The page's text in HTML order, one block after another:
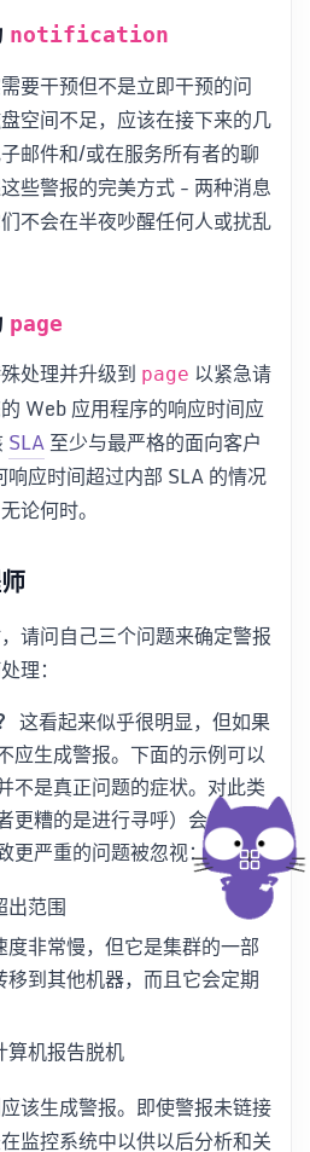
notification
要干预但不是立即干预的问
空间不足，应该在接下来的几
邮件和/或在服务所有者的聊
些警报的完美方式 - 两种消息
不会在半夜吵醒任何人或扰乱
page
处理并升级到 page 以紧急请
Web 应用程序的响应时间应
SLA至少与最严格的面向客户
应时间超过内部 SLA 的情况
论何时。
请问自己三个问题来确定警报
理：
这看起来似乎很明显，但如果
应生成警报。下面的示例可以
不是真正问题的症状。对此类
更糟的是进行寻呼）会导致警
更严重的问题被忽视：
出范围
非常慢，但它是集群的一部
到其他机器，而且它会定期
算机报告脱机
该生成警报。即使警报未链接
监控系统中以供以后分析和关